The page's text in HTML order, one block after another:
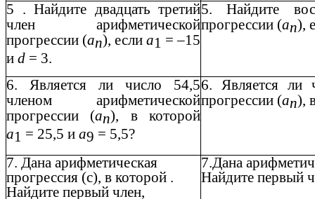
5 . Найдите двадцать третий
член арифметической
прогрессии (ап), если а1 = –15
и d = 3.
5. Найдите
прогрессии (ап),
6. Является ли число 54,5
членом арифметической
прогрессии (ап), в которой
а1 = 25,5 и а9 = 5,5?
6. Является ли
прогрессии (ап),
7. Дана арифметическая
прогрессия (с), в которой .
Найдите первый член,
7.Дана
Найдите первый